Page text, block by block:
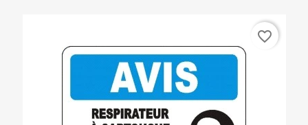
favorite_border